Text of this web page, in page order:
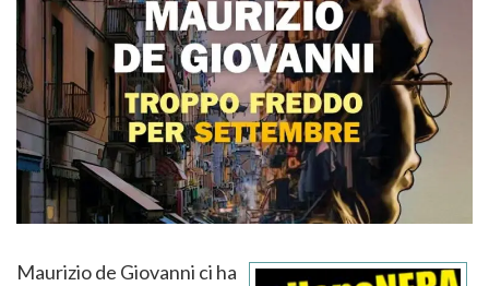
Maurizio de Giovanni ci ha